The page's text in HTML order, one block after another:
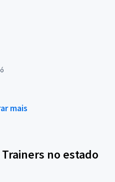
mais
no estado